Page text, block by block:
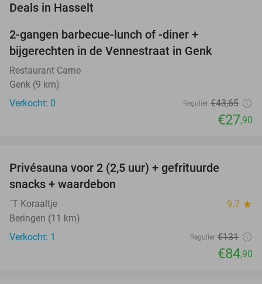
Deals in Hasselt
NEW
TODAY
2-gangen barbecue-lunch of -diner +
bijgerechten in de Vennestraat in Genk
Restaurant Carne
Genk (9 km)
Verkocht: 0
Regulier €43,65
€27,90
TODAY
Privésauna voor 2 (2,5 uur) + gefrituurde
snacks + waardebon
´T Koraaltje 9.7 star
Beringen (11 km)
Verkocht: 1
Regulier €131
€84,90